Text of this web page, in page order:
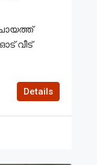
വീട്
Details